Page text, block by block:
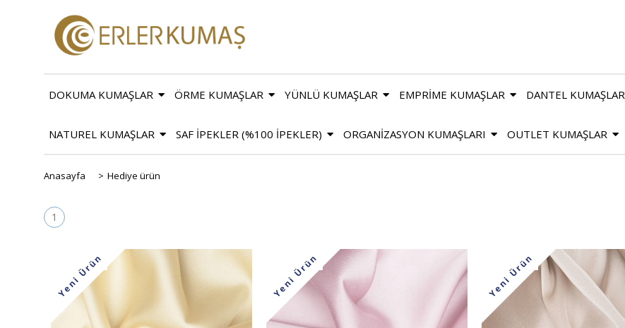
DOKUMA KUMAŞLAR ÖRME KUMAŞLAR YÜNLÜ KUMAŞLAR EMPRİME KUMAŞLAR DANTEL KUMAŞLAR
NATUREL KUMAŞLAR SAF İPEKLER (%100 İPEKLER) ORGANİZASYON KUMAŞLARI OUTLET KUMAŞLAR
Anasayfa > Hediye ürün
1
İndirim
%22İndirim
Yeni Ürün
İndirim
%22İndirim
Yeni Ürün
İndirim
%22İndirim
Yeni Ürün